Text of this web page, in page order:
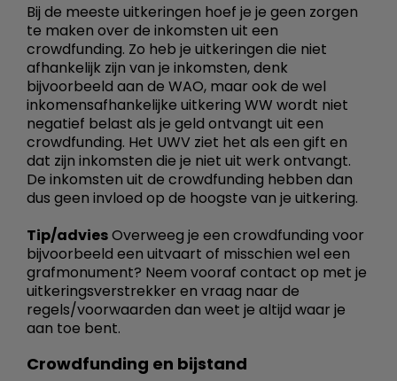
Bij de meeste uitkeringen hoef je je geen zorgen
te maken over de inkomsten uit een
crowdfunding. Zo heb je uitkeringen die niet
afhankelijk zijn van je inkomsten, denk
bijvoorbeeld aan de WAO, maar ook de wel
inkomensafhankelijke uitkering WW wordt niet
negatief belast als je geld ontvangt uit een
crowdfunding. Het UWV ziet het als een gift en
dat zijn inkomsten die je niet uit werk ontvangt.
De inkomsten uit de crowdfunding hebben dan
dus geen invloed op de hoogste van je uitkering.
Tip/adviesOverweeg je een crowdfunding voor
bijvoorbeeld een uitvaart of misschien wel een
grafmonument? Neem vooraf contact op met je
uitkeringsverstrekker en vraag naar de
regels/voorwaarden dan weet je altijd waar je
aan toe bent.
Crowdfunding en bijstand